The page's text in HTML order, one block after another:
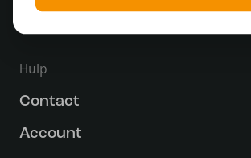
Hulp
Contact
Account